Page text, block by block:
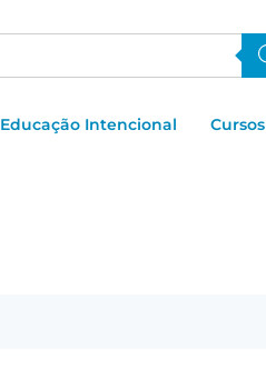
Educação Intencional Cursos